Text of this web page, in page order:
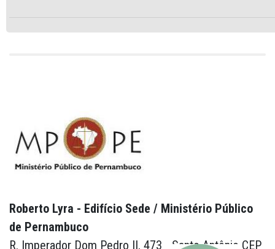
Roberto Lyra - Edifício Sede / Ministério Público
de Pernambuco
R. Imperador Dom Pedro II, 473 - Santo Antônio CEP